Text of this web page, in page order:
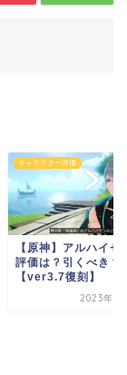
キャラクター評価
【原神】アルハイゼ
評価は？引くべき？
【ver3.7復刻】
2023年6